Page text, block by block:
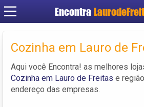
Encontra
Fazer
Cozinha em Lauro de
Aqui você Encontra! as melhores
Cozinha em Lauro de Freitas e
endereço das empresas.